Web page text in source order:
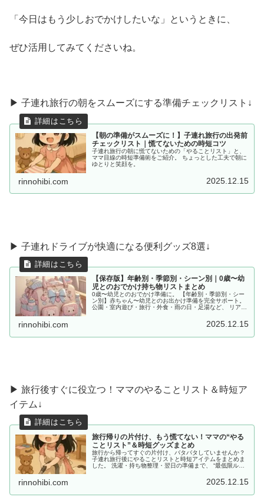
「今日はもう少しおでかけしたいな」というときに、
ぜひ活用してみてくださいね。
▶ 子連れ旅行の朝をスムーズにする準備チェックリスト↓
【朝の準備がスムーズに！】子連れ旅行の出発前
チェックリスト｜慌てないための時短コツ
子連れ旅行の朝に慌てないための「やることリスト」と、
ママ目線の時短準備術をご紹介。 ちょっとした工夫で朝に
ゆとりと笑顔を。
rinnohibi.com 2025.12.15
▶︎ 子連れドライブが快適になる便利グッズ8選↓
【保存版】年齢別・季節別・シーン別｜0歳〜幼
児とのおでかけ持ち物リストまとめ
0歳〜幼児とのおでかけ準備に。 【年齢別・季節別・シー
ン別】赤ちゃん〜幼児とのお出かけ準備を完全サポート。
公園・室内遊び・旅行・外食・雨の日・足湯など、 リアル
rinnohibi.com 2025.12.15
▶ 旅行後すぐに役立つ！ママのやることリスト＆時短ア
イテム↓
旅行帰りの片付け、もう慌てない！ママの“やる
ことリスト”＆時短グッズまとめ
旅行から帰ってすぐの片付け、バタバタしていませんか？
子連れ旅行後にやることリストと時短アイテムをまとめま
した。 洗濯・持ち物整理・翌日の準備まで、 “最低限ルー
rinnohibi.com 2025.12.15